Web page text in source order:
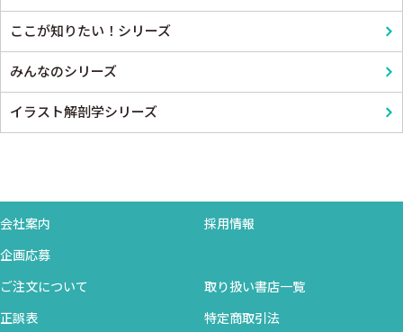
ここが知りたい！シリーズ
みんなのシリーズ
イラスト解剖学シリーズ
会社案内 採用情報
企画応募
ご注文について 取り扱い書店一覧
正誤表 特定商取引法